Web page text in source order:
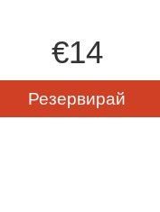
€14
Резервирай